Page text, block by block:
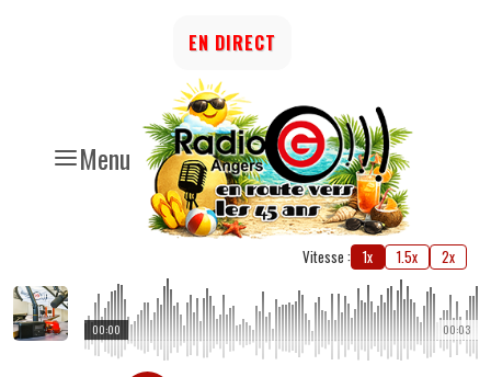
Menu
EN DIRECT
Vitesse : 1x 1.5x 2x
00:03
00:00